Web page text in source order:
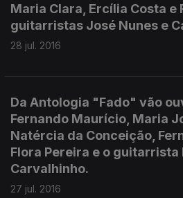
Maria Clara, Ercília Costa e
guitarristas José Nunes e
28 jul. 2016
Da Antologia "Fado" vão
Fernando Maurício, Maria
Natércia da Conceição,
Flora Pereira e o guitarrista
Carvalhinho.
27 jul. 2016